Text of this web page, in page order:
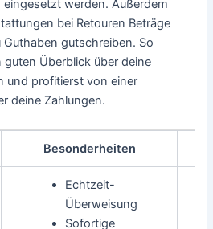
werden. Außerdem
bei Retouren Beträge
gutschreiben. So
Überblick über deine
und profitierst von einer
deine Zahlungen.
Besonderheiten
Echtzeit-
Überweisung
Sofortige